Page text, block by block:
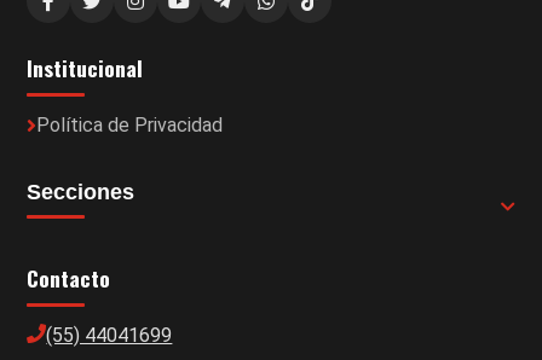
Institucional
Política de Privacidad
Secciones
Contacto
(55) 44041699